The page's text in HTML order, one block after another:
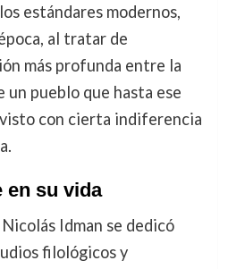
estándares modernos,
al tratar de
más profunda entre la
un pueblo que hasta ese
con cierta indiferencia
en su vida
Idman se dedicó
filológicos y